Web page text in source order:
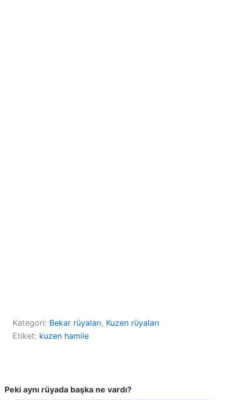
Kategori: Bekar rüyaları, Kuzen rüyaları
Etiket: kuzen hamile
Peki aynı rüyada başka ne vardı?